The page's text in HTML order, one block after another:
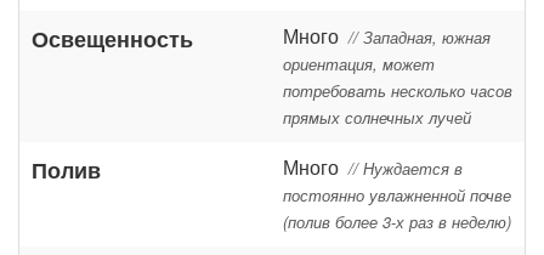
Освещенность Много // Западная, южная
ориентация, может
потребовать несколько часов
прямых солнечных лучей
Полив Много // Нуждается в
постоянно увлажненной почве
(полив более 3-х раз в неделю)